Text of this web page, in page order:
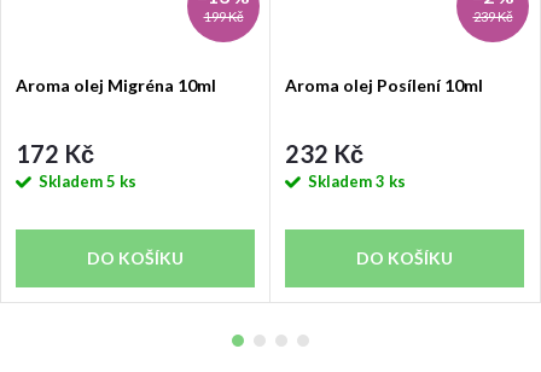
199 Kč
Aroma olej Migréna 10ml
172 Kč
Skladem5 ks
DO KOŠÍKU
239 Kč
Aroma olej Posílení 10ml
232 Kč
Skladem3 ks
DO KOŠÍKU